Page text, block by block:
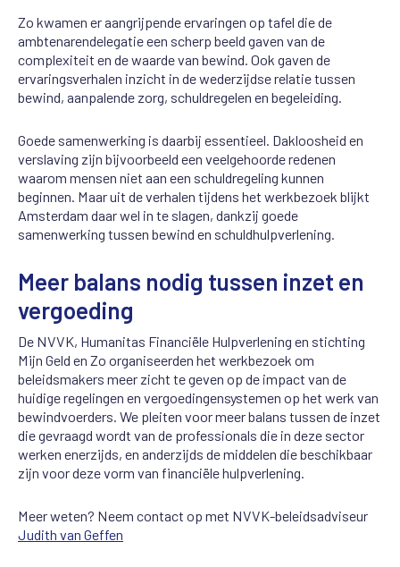
Zo kwamen er aangrijpende ervaringen op tafel die de
ambtenarendelegatie een scherp beeld gaven van de
complexiteit en de waarde van bewind. Ook gaven de
ervaringsverhalen inzicht in de wederzijdse relatie tussen
bewind, aanpalende zorg, schuldregelen en begeleiding.
Goede samenwerking is daarbij essentieel. Dakloosheid en
verslaving zijn bijvoorbeeld een veelgehoorde redenen
waarom mensen niet aan een schuldregeling kunnen
beginnen. Maar uit de verhalen tijdens het werkbezoek blijkt
Amsterdam daar wel in te slagen, dankzij goede
samenwerking tussen bewind en schuldhulpverlening.
Meer balans nodig tussen inzet en
vergoeding
De NVVK, Humanitas Financiële Hulpverlening en stichting
Mijn Geld en Zo organiseerden het werkbezoek om
beleidsmakers meer zicht te geven op de impact van de
huidige regelingen en vergoedingensystemen op het werk van
bewindvoerders. We pleiten voor meer balans tussen de inzet
die gevraagd wordt van de professionals die in deze sector
werken enerzijds, en anderzijds de middelen die beschikbaar
zijn voor deze vorm van financiële hulpverlening.
Meer weten? Neem contact op met NVVK-beleidsadviseur
Judith van Geffen